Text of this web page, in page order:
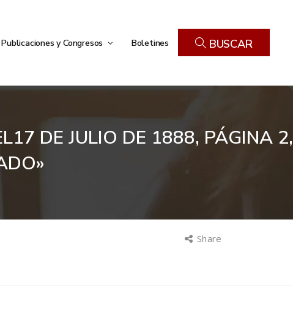
Publicaciones y Congresos Boletines BUSCAR
DE JULIO DE 1888, PÁGINA 2,
Share